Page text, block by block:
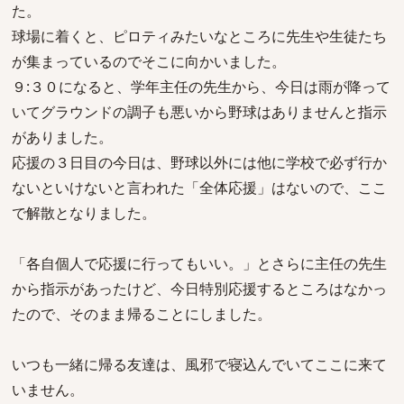
た。
球場に着くと、ピロティみたいなところに先生や生徒たち
が集まっているのでそこに向かいました。
９:３０になると、学年主任の先生から、今日は雨が降って
いてグラウンドの調子も悪いから野球はありませんと指示
がありました。
応援の３日目の今日は、野球以外には他に学校で必ず行か
ないといけないと言われた「全体応援」はないので、ここ
で解散となりました。
「各自個人で応援に行ってもいい。」とさらに主任の先生
から指示があったけど、今日特別応援するところはなかっ
たので、そのまま帰ることにしました。
いつも一緒に帰る友達は、風邪で寝込んでいてここに来て
いません。